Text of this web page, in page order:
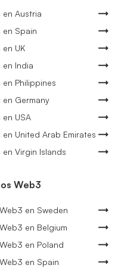
en Austria
en Spain
UK
en India
Philippines
Germany
USA
United Arab Emirates
Virgin Islands
Web3
en Sweden
en Belgium
en Poland
en Spain